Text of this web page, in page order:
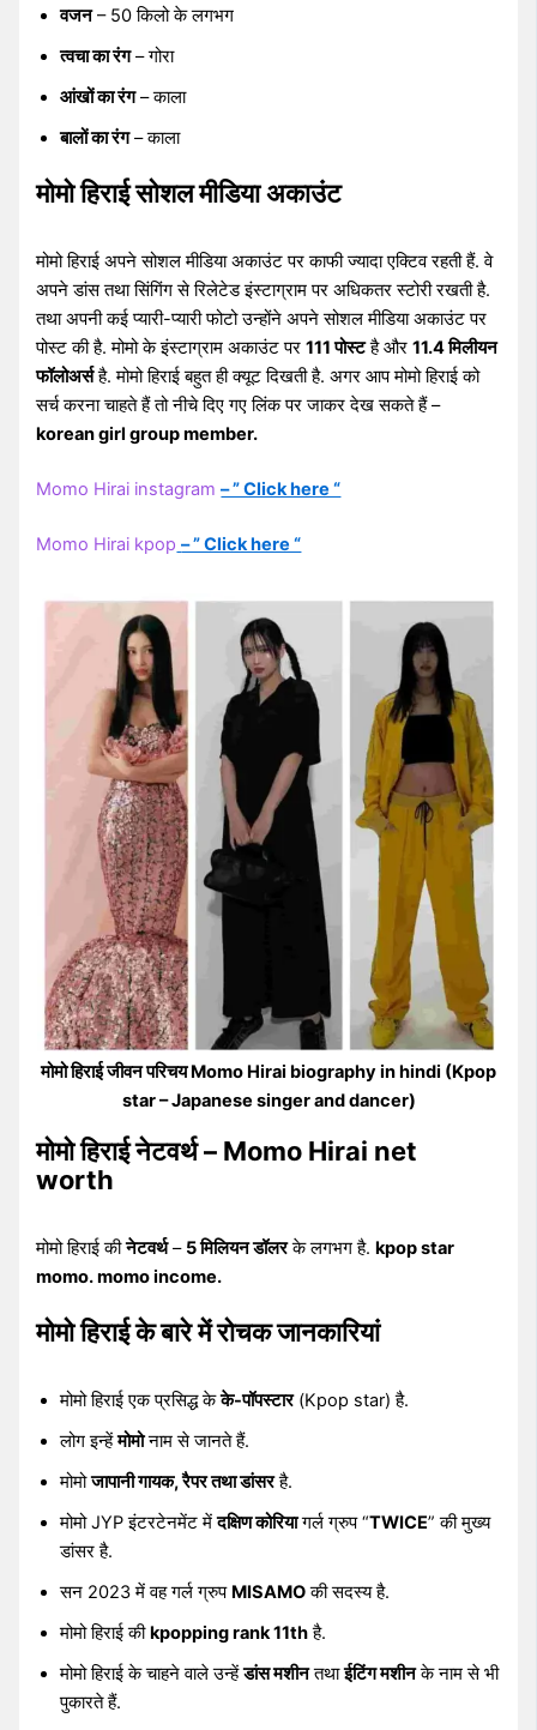
वजन– 50 किलो के लगभग
त्वचा का रंग– गोरा
आंखों का रंग– काला
बालों का रंग– काला
मोमो हिराई सोशल मीडिया अकाउंट
मोमो हिराई अपने सोशल मीडिया अकाउंट पर काफी ज्यादा एक्टिव रहती हैं. वे
अपने डांस तथा सिंगिंग से रिलेटेड इंस्टाग्राम पर अधिकतर स्टोरी रखती है.
तथा अपनी कई प्यारी-प्यारी फोटो उन्होंने अपने सोशल मीडिया अकाउंट पर
पोस्ट की है. मोमो के इंस्टाग्राम अकाउंट पर111 पोस्टहै और11.4 मिलीयन
फॉलोअर्सहै. मोमो हिराई बहुत ही क्यूट दिखती है. अगर आप मोमो हिराई को
सर्च करना चाहते हैं तो नीचे दिए गए लिंक पर जाकर देख सकते हैं –
korean girl group member.
Momo Hirai instagram– ” Click here “
Momo Hirai kpop – ” Click here “
मोमो हिराई जीवन परिचय Momo Hirai biography in hindi (Kpop
star – Japanese singer and dancer)
मोमो हिराईनेटवर्थ– Momo Hirai net
worth
मोमो हिराई कीनेटवर्थ– 5 मिलियन डॉलरके लगभग है.kpop star
momo. momo income.
मोमो हिराई के बारे में रोचक जानकारियां
मोमो हिराई एक प्रसिद्ध केके-पॉपस्टार(Kpop star) है.
लोग इन्हेंमोमोनाम से जानते हैं.
मोमोजापानी गायक, रैपर तथा डांसरहै.
मोमो JYP इंटरटेनमेंट मेंदक्षिण कोरियागर्ल ग्रुप “TWICE” की मुख्य
डांसर है.
सन 2023 में वह गर्ल ग्रुप MISAMOकी सदस्य है.
मोमो हिराई कीkpopping rank 11thहै.
मोमो हिराई के चाहने वाले उन्हेंडांस मशीनतथाईटिंग मशीनके नाम से भी
पुकारते हैं.